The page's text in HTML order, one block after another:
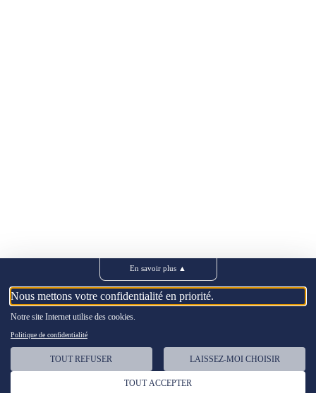
En savoir plus ▲
Nous mettons votre confidentialité en priorité.
Notre site Internet utilise des cookies.
Politique de confidentialité
TOUT REFUSER LAISSEZ-MOI CHOISIR
TOUT ACCEPTER